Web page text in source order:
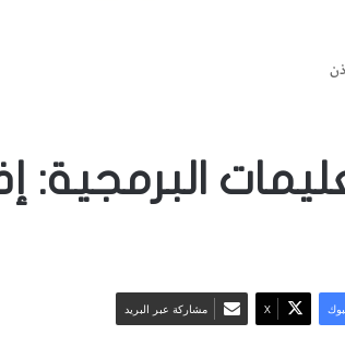
البرمجية:
‫X مشاركة عبر البريد